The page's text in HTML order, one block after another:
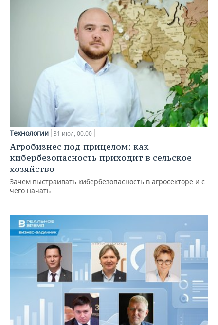
Технологии 31 июл, 00:00
Агробизнес под прицелом: как
кибербезопасность приходит в сельское
хозяйство
Зачем выстраивать кибербезопасность в агросекторе и с
чего начать